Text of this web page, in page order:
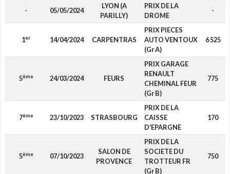
- 05/05/2024
LYON (A
PARILLY)
PRIX DE LA
DROME
-
1er 14/04/2024 CARPENTRAS
PRIX PIECES
AUTO VENTOUX
(Gr A)
6 525
5ème 24/03/2024 FEURS
PRIX GARAGE
RENAULT
CHEMINAL FEUR
(Gr B)
775
7ème 23/10/2023 STRASBOURG
PRIX DE LA
CAISSE
D'EPARGNE
170
5ème 07/10/2023
SALON DE
PROVENCE
PRIX DE LA
SOCIETE DU
TROTTEUR FR
(Gr B)
750